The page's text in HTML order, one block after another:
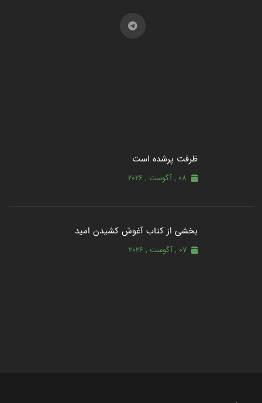
ظرفت پرشده‌ است
08 , آگوست , 2026
بخشی از کتاب آغوش کشیدن امید
07 , آگوست , 2026